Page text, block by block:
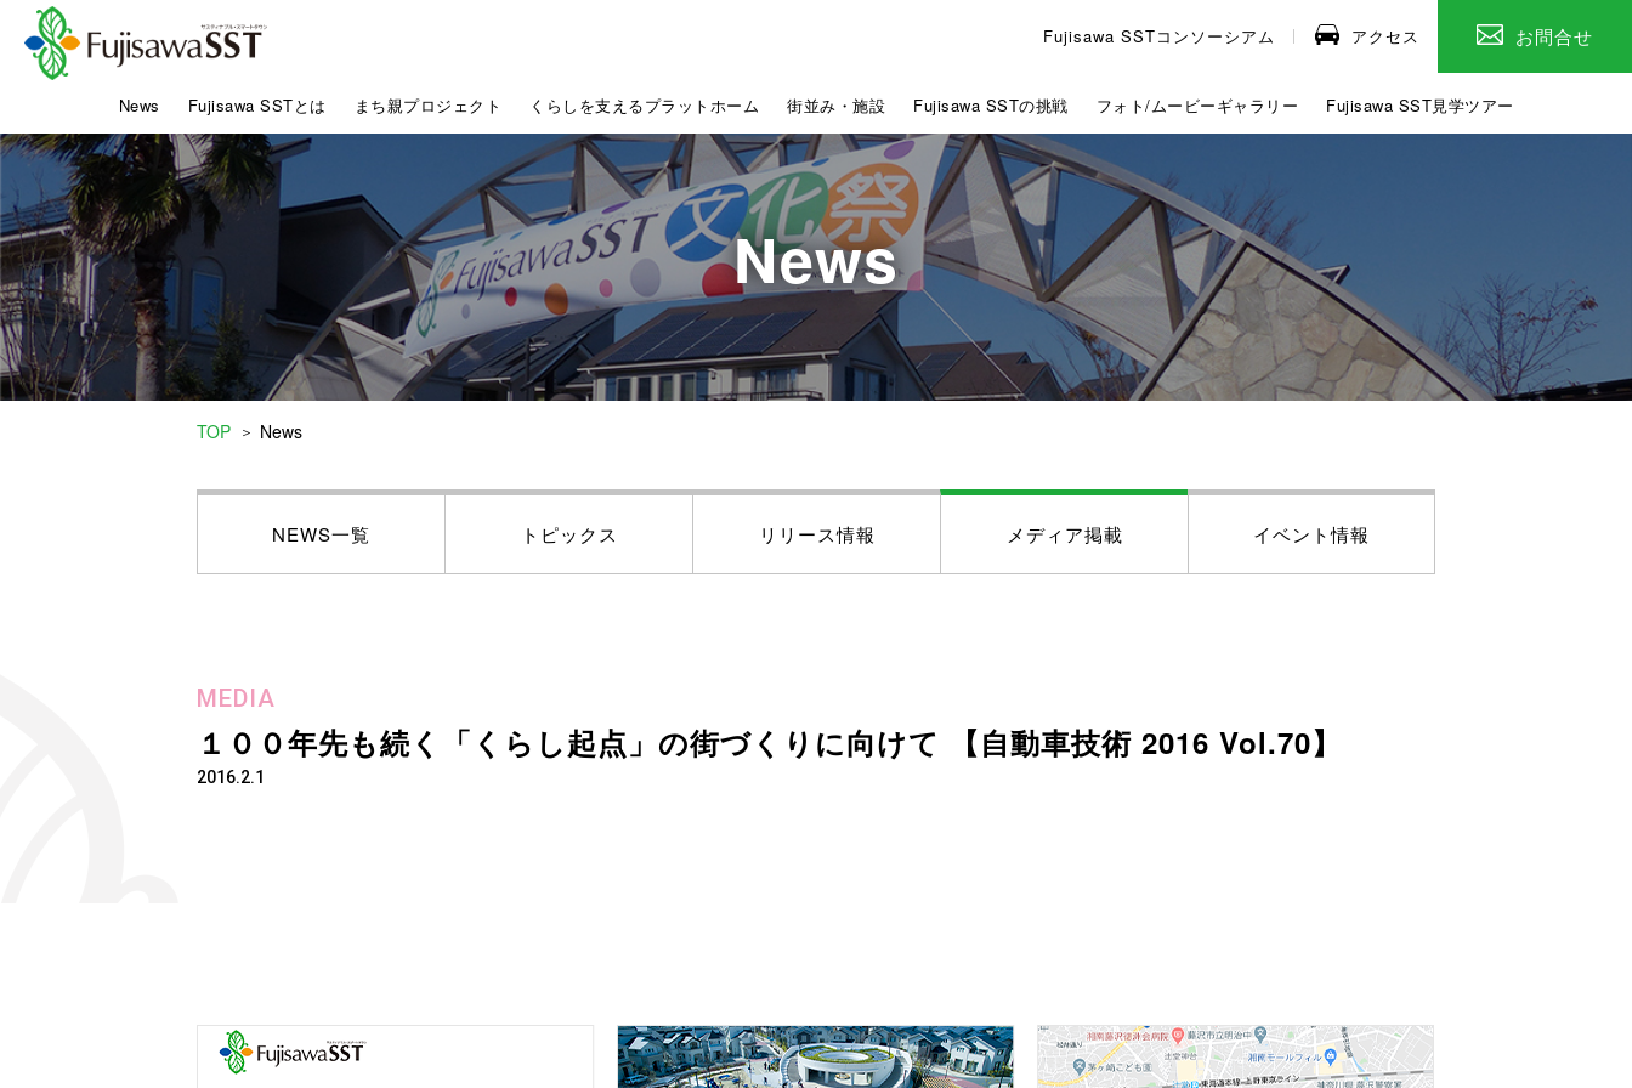
Fujisawa SSTコンソーシアム アクセス お問合せ
News Fujisawa SSTとは まち親プロジェクト くらしを支えるプラットホーム 街並み・施設 Fujisawa SSTの挑戦 フォト/ムービーギャラリー Fujisawa SST見学ツアー
News
TOP ＞ News
NEWS一覧 トピックス リリース情報 メディア掲載 イベント情報
MEDIA
１００年先も続く「くらし起点」の街づくりに向けて 【自動車技術 2016 Vol.70】
2016.2.1